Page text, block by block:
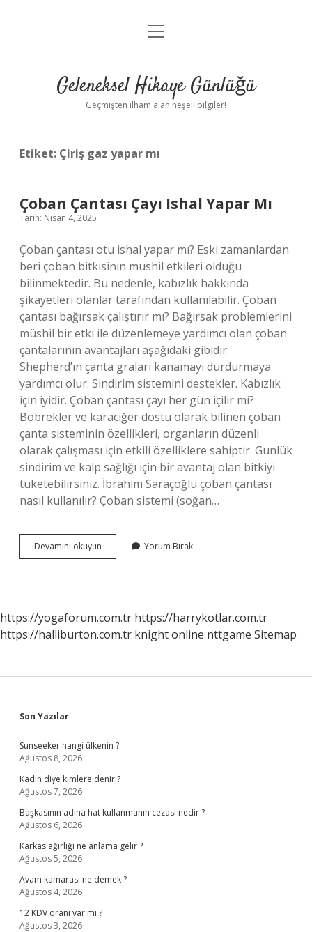
Anasayfa
Yasal Uyarı
menüyü
Geleneksel Hikaye Günlüğü
Geçmişten ilham alan neşeli bilgiler!
Etiket: Çiriş gaz yapar mı
Çoban Çantası Çayı Ishal Yapar Mı
Tarih: Nisan 4, 2025
Çoban çantası otu ishal yapar mı? Eski zamanlardan
beri çoban bitkisinin müshil etkileri olduğu
bilinmektedir. Bu nedenle, kabızlık hakkında
şikayetleri olanlar tarafından kullanılabilir. Çoban
çantası bağırsak çalıştırır mı? Bağırsak problemlerini
müshil bir etki ile düzenlemeye yardımcı olan çoban
çantalarının avantajları aşağıdaki gibidir:
Shepherd’ın çanta graları kanamayı durdurmaya
yardımcı olur. Sindirim sistemini destekler. Kabızlık
için iyidir. Çoban çantası çayı her gün içilir mi?
Böbrekler ve karaciğer dostu olarak bilinen çoban
çanta sisteminin özellikleri, organların düzenli
olarak çalışması için etkili özelliklere sahiptir. Günlük
sindirim ve kalp sağlığı için bir avantaj olan bitkiyi
tüketebilirsiniz. İbrahim Saraçoğlu çoban çantası
nasıl kullanılır? Çoban sistemi (soğan…
Devamını okuyun
Çantası
Yorum Bırak
https://yogaforum.com.tr https://harrykotlar.com.tr
https://halliburton.com.tr knight online nttgame Sitemap
Sidebar
Son Yazılar
Sunseeker hangi ülkenin ?
Ağustos 8, 2026
Kadın diye kimlere denir ?
Ağustos 7, 2026
Başkasının adına hat kullanmanın cezası nedir ?
Ağustos 6, 2026
Karkas ağırlığı ne anlama gelir ?
Ağustos 5, 2026
Avam kamarası ne demek ?
Ağustos 4, 2026
12 KDV oranı var mı ?
Ağustos 3, 2026